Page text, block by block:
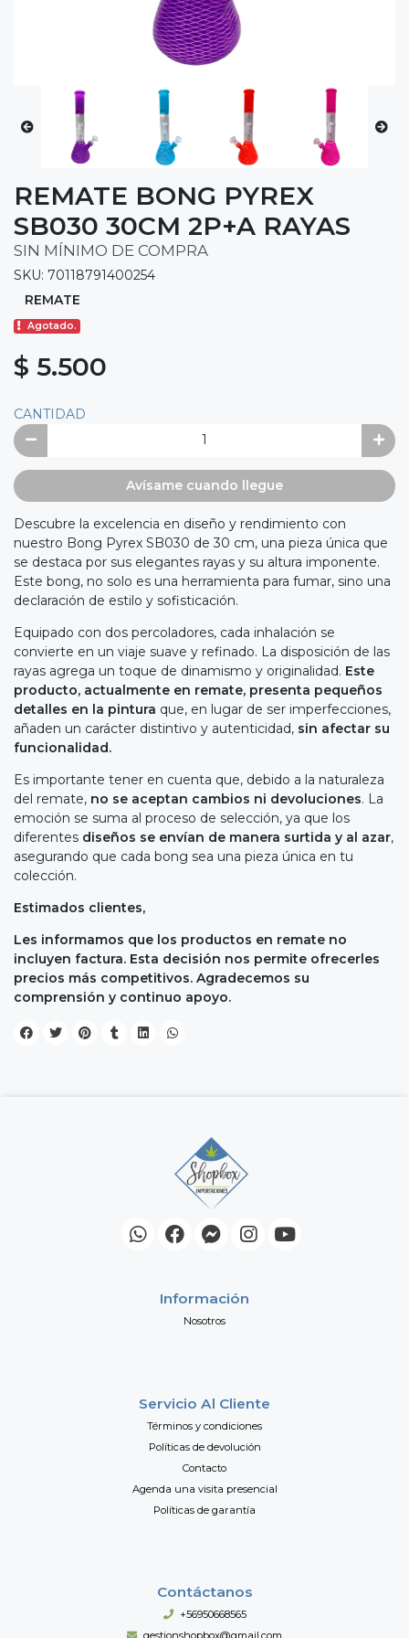
REMATE BONG PYREX
SB030 30CM 2P+A RAYAS
SIN MÍNIMO DE COMPRA
SKU: 70118791400254
REMATE
Agotado.
$ 5.500
CANTIDAD
Avísame cuando llegue
Descubre la excelencia en diseño y rendimiento con
nuestro Bong Pyrex SB030 de 30 cm, una pieza única que
se destaca por sus elegantes rayas y su altura imponente.
Este bong, no solo es una herramienta para fumar, sino una
declaración de estilo y sofisticación.
Equipado con dos percoladores, cada inhalación se
convierte en un viaje suave y refinado. La disposición de las
rayas agrega un toque de dinamismo y originalidad. Este
producto, actualmente en remate, presenta pequeños
detalles en la pintura que, en lugar de ser imperfecciones,
añaden un carácter distintivo y autenticidad, sin afectar su
funcionalidad.
Es importante tener en cuenta que, debido a la naturaleza
del remate, no se aceptan cambios ni devoluciones. La
emoción se suma al proceso de selección, ya que los
diferentes diseños se envían de manera surtida y al azar,
asegurando que cada bong sea una pieza única en tu
colección.
Estimados clientes,
Les informamos que los productos en remate no
incluyen factura. Esta decisión nos permite ofrecerles
precios más competitivos. Agradecemos su
comprensión y continuo apoyo.
Información
Nosotros
Servicio Al Cliente
Términos y condiciones
Políticas de devolución
Contacto
Agenda una visita presencial
Políticas de garantía
Contáctanos
+56950668565